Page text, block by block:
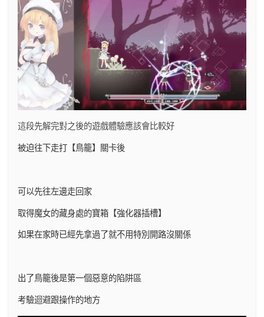
這段先解完對之後的遊戲體驗應該會比較好
被迫往下走打【鳥籠】關卡後
可以先往左邊走回家
取得魔女的藏身處的寶箱【強化器插槽】
如果在家時已經先拿過了就不用特別開路沒關係
出了鳥籠後是第一個惡意的陷阱區
考驗迴避跟操作的地方